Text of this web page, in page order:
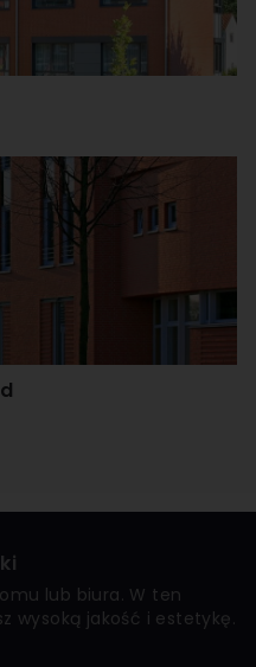
lub biura. W ten
wysoką jakość i estetykę.